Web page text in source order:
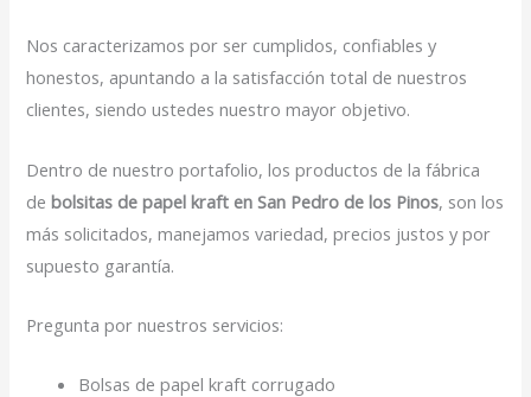
Nos caracterizamos por ser cumplidos, confiables y
honestos, apuntando a la satisfacción total de nuestros
clientes, siendo ustedes nuestro mayor objetivo.
Dentro de nuestro portafolio, los productos de la fábrica
debolsitas de papel kraft en San Pedro de los Pinos, son los
más solicitados, manejamos variedad, precios justos y por
supuesto garantía.
Pregunta por nuestros servicios:
Bolsas de papel kraft corrugado